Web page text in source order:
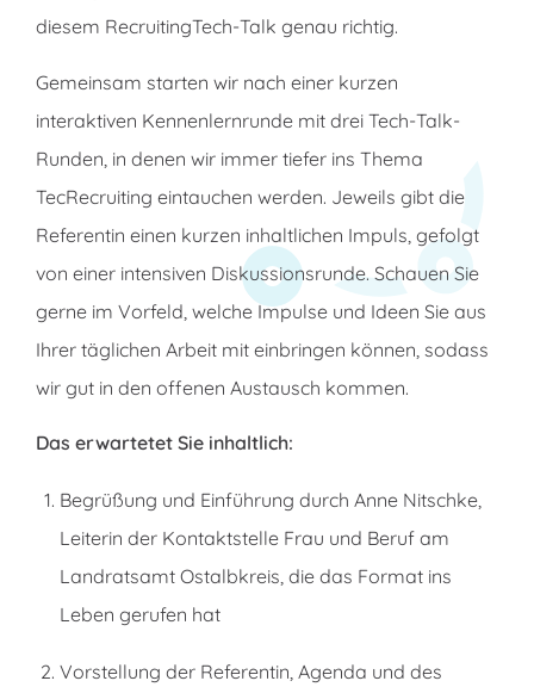
diesem RecruitingTech-Talk genau richtig.
Gemeinsam starten wir nach einer kurzen
interaktiven Kennenlernrunde mit drei Tech-Talk-
Runden, in denen wir immer tiefer ins Thema
TecRecruiting eintauchen werden. Jeweils gibt die
Referentin einen kurzen inhaltlichen Impuls, gefolgt
von einer intensiven Diskussionsrunde. Schauen Sie
gerne im Vorfeld, welche Impulse und Ideen Sie aus
Ihrer täglichen Arbeit mit einbringen können, sodass
wir gut in den offenen Austausch kommen.
Das erwartetet Sie inhaltlich:
Begrüßung und Einführung durch Anne Nitschke,
Leiterin der Kontaktstelle Frau und Beruf am
Landratsamt Ostalbkreis, die das Format ins
Leben gerufen hat
Vorstellung der Referentin, Agenda und des